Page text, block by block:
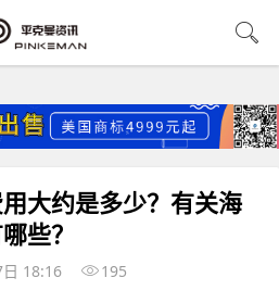
大约是多少？有关海
些？
18:16 195